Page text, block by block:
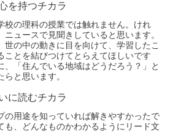
を持つチカラ
校の理科の授業では触れません。けれ
ュースで見聞きしていると思います。
世の中の動きに目を向けて、学習したこ
ことを結びつけてとらえてほしいです
、「住んでいる地域はどうだろう？」と
と思います。
に読むチカラ
の用途を知っていれば解きやすかったで
も、どんなものかわかるようにリード文